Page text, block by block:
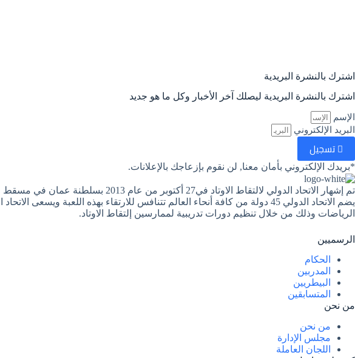
اشترك بالنشرة البريدية
اشترك بالنشرة البريدية ليصلك آخر الأخبار وكل ما هو جديد
الإسم
البريد الإلكتروني
تسجيل
*بريدك الإلكتروني بأمان معنا, لن نقوم بإزعاجك بالإعلانات.
يضم الاتحاد الدولي 45 دولة من كافة أنحاء العالم تتنافس للارتقاء بهذه
الرياضات وذلك من خلال تنظيم دورات تدريبية لممارسين إلتقاط الاوتاد.
الرسميين
الحكام
المدربين
البيطريين
المتسابقين
من نحن
من نحن
مجلس الإدارة
اللجان العاملة